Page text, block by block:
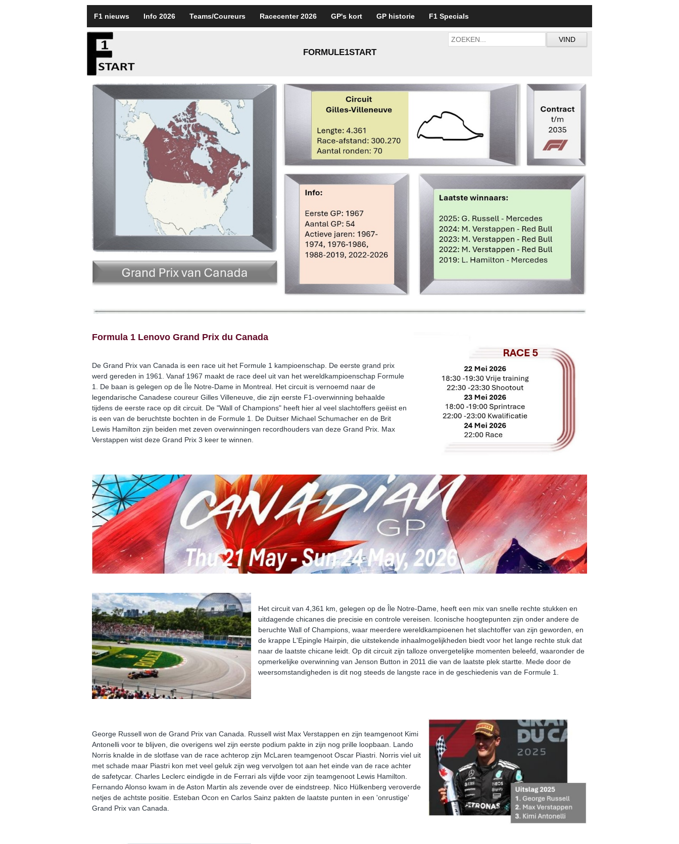
F1 nieuws Info 2026 Teams/Coureurs Racecenter 2026 GP's kort GP historie F1 Specials
FORMULE1START
Formula 1 Lenovo Grand Prix du Canada
De Grand Prix van Canada is een race uit het Formule 1 kampioenschap. De eerste grand prix
werd gereden in 1961. Vanaf 1967 maakt de race deel uit van het wereldkampioenschap Formule
1. De baan is gelegen op de Île Notre-Dame in Montreal. Het circuit is vernoemd naar de
legendarische Canadese coureur Gilles Villeneuve, die zijn eerste F1-overwinning behaalde
tijdens de eerste race op dit circuit. De "Wall of Champions" heeft hier al veel slachtoffers geëist en
is een van de beruchtste bochten in de Formule 1. De Duitser Michael Schumacher en de Brit
Lewis Hamilton zijn beiden met zeven overwinningen recordhouders van deze Grand Prix. Max
Verstappen wist deze Grand Prix 3 keer te winnen.
Het circuit van 4,361 km, gelegen op de Île Notre-Dame, heeft een mix van snelle rechte stukken en
uitdagende chicanes die precisie en controle vereisen. Iconische hoogtepunten zijn onder andere de
beruchte Wall of Champions, waar meerdere wereldkampioenen het slachtoffer van zijn geworden, en
de krappe L'Epingle Hairpin, die uitstekende inhaalmogelijkheden biedt voor het lange rechte stuk dat
naar de laatste chicane leidt. Op dit circuit zijn talloze onvergetelijke momenten beleefd, waaronder de
opmerkelijke overwinning van Jenson Button in 2011 die van de laatste plek startte. Mede door de
weersomstandigheden is dit nog steeds de langste race in de geschiedenis van de Formule 1.
George Russell won de Grand Prix van Canada. Russell wist Max Verstappen en zijn teamgenoot Kimi
Antonelli voor te blijven, die overigens wel zijn eerste podium pakte in zijn nog prille loopbaan. Lando
Norris knalde in de slotfase van de race achterop zijn McLaren teamgenoot Oscar Piastri. Norris viel uit
met schade maar Piastri kon met veel geluk zijn weg vervolgen tot aan het einde van de race achter
de safetycar. Charles Leclerc eindigde in de Ferrari als vijfde voor zijn teamgenoot Lewis Hamilton.
Fernando Alonso kwam in de Aston Martin als zevende over de eindstreep. Nico Hülkenberg veroverde
netjes de achtste positie. Esteban Ocon en Carlos Sainz pakten de laatste punten in een 'onrustige'
Grand Prix van Canada.